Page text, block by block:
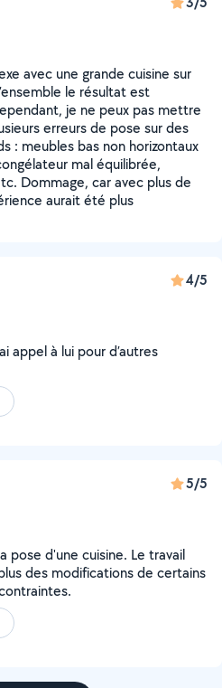
avec une grande cuisine sur
le résultat est
je ne peux pas mettre
erreurs de pose sur des
: meubles bas non horizontaux
mal équilibrée,
Dommage, car avec plus de
aurait été plus
4/5
appel à lui pour d’autres
5/5
pose d'une cuisine. Le travail
des modifications de certains